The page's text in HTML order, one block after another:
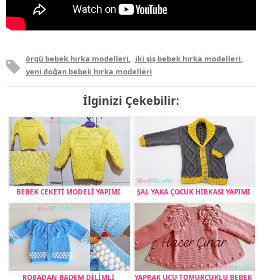
örgü bebek hırka modelleri, iki şiş bebek hırka modelleri,
yeni doğan bebek hırka modelleri
İlginizi Çekebilir:
BEBEK CEKETİ MODELİ YAPIMI ŞAL YAKA ÇOCUK HIRKASI YAPIMI
ROBADAN BADEM DİLİMLİ YAPRAK UCU TOMURCUKLU BEBEK